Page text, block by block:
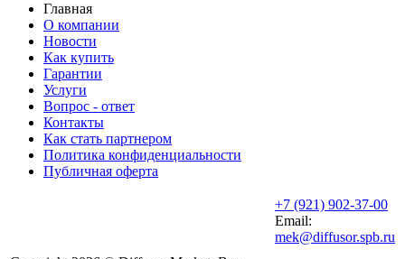
Главная
О компании
Новости
Как купить
Гарантии
Услуги
Вопрос - ответ
Контакты
Как стать партнером
Политика конфиденциальности
Публичная оферта
+7 (921) 902-37-00
Email:
mek@diffusor.spb.ru